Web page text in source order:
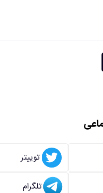
توییتر
تلگرام